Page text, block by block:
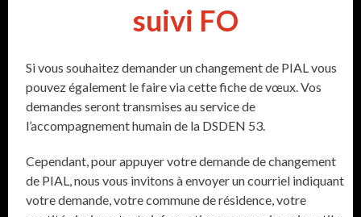
suivi FO
Si vous souhaitez demander un changement de PIAL vous
pouvez également le faire via cette fiche de vœux. Vos
demandes seront transmises au service de
l’accompagnement humain de la DSDEN 53.
Cependant, pour appuyer votre demande de changement
de PIAL, nous vous invitons à envoyer un courriel indiquant
votre demande, votre commune de résidence, votre